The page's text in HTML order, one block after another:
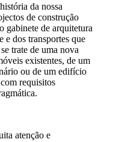
da nossa
de construção
gabinete de arquitetura
e dos transportes que
trate de uma nova
existentes, de um
ou de um edifício
requisitos
atenção e